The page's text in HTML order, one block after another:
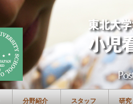
分野紹介 スタッフ 研究